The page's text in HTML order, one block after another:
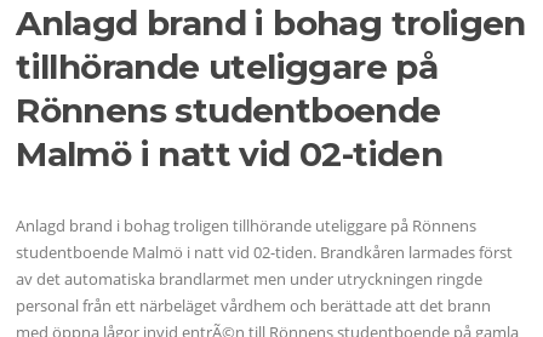
Anlagd brand i bohag troligen
tillhörande uteliggare på
Rönnens studentboende
Malmö i natt vid 02-tiden
Anlagd brand i bohag troligen tillhörande uteliggare på Rönnens
studentboende Malmö i natt vid 02-tiden. Brandkåren larmades först
av det automatiska brandlarmet men under utryckningen ringde
personal från ett närbeläget vårdhem och berättade att det brann
med öppna lågor invid entrÃ©n till Rönnens studentboende på gamla